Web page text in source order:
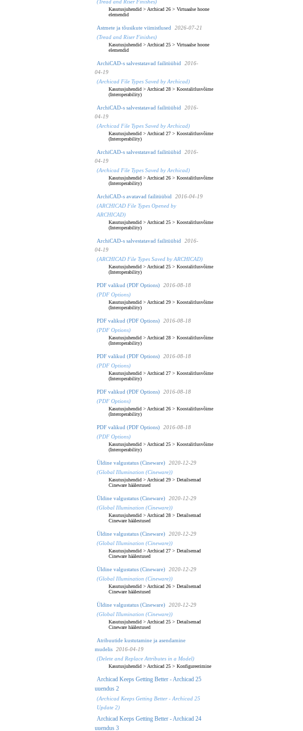
(Tread and Riser Finishes)
Kasutusjuhendid > Archicad 26 > Virtuaalse hoone
elemendid
Astmete ja tõusikute viimistlused
2026-07-21
(Tread and Riser Finishes)
Kasutusjuhendid > Archicad 25 > Virtuaalse hoone
elemendid
ArchiCAD-s salvestatavad failitüübid
2016-
04-19
(Archicad File Types Saved by Archicad)
Kasutusjuhendid > Archicad 28 > Koostalitlusvõime
(Interoperability)
ArchiCAD-s salvestatavad failitüübid
2016-
04-19
(Archicad File Types Saved by Archicad)
Kasutusjuhendid > Archicad 27 > Koostalitlusvõime
(Interoperability)
ArchiCAD-s salvestatavad failitüübid
2016-
04-19
(Archicad File Types Saved by Archicad)
Kasutusjuhendid > Archicad 26 > Koostalitlusvõime
(Interoperability)
ArchiCAD-s avatavad failitüübid
2016-04-19
(ARCHICAD File Types Opened by
ARCHICAD)
Kasutusjuhendid > Archicad 25 > Koostalitlusvõime
(Interoperability)
ArchiCAD-s salvestatavad failitüübid
2016-
04-19
(ARCHICAD File Types Saved by ARCHICAD)
Kasutusjuhendid > Archicad 25 > Koostalitlusvõime
(Interoperability)
PDF valikud (PDF Options)
2016-08-18
(PDF Options)
Kasutusjuhendid > Archicad 29 > Koostalitlusvõime
(Interoperability)
PDF valikud (PDF Options)
2016-08-18
(PDF Options)
Kasutusjuhendid > Archicad 28 > Koostalitlusvõime
(Interoperability)
PDF valikud (PDF Options)
2016-08-18
(PDF Options)
Kasutusjuhendid > Archicad 27 > Koostalitlusvõime
(Interoperability)
PDF valikud (PDF Options)
2016-08-18
(PDF Options)
Kasutusjuhendid > Archicad 26 > Koostalitlusvõime
(Interoperability)
PDF valikud (PDF Options)
2016-08-18
(PDF Options)
Kasutusjuhendid > Archicad 25 > Koostalitlusvõime
(Interoperability)
Üldine valgustatus (Cineware)
2020-12-29
(Global Illumination (Cineware))
Kasutusjuhendid > Archicad 29 > Detailsemad
Cineware häälestused
Üldine valgustatus (Cineware)
2020-12-29
(Global Illumination (Cineware))
Kasutusjuhendid > Archicad 28 > Detailsemad
Cineware häälestused
Üldine valgustatus (Cineware)
2020-12-29
(Global Illumination (Cineware))
Kasutusjuhendid > Archicad 27 > Detailsemad
Cineware häälestused
Üldine valgustatus (Cineware)
2020-12-29
(Global Illumination (Cineware))
Kasutusjuhendid > Archicad 26 > Detailsemad
Cineware häälestused
Üldine valgustatus (Cineware)
2020-12-29
(Global Illumination (Cineware))
Kasutusjuhendid > Archicad 25 > Detailsemad
Cineware häälestused
Atribuutide kustutamine ja asendamine
mudelis
2016-04-19
(Delete and Replace Attributes in a Model)
Kasutusjuhendid > Archicad 25 > Konfigureerimine
Archicad Keeps Getting Better - Archicad 25
uuendus 2
(Archicad Keeps Getting Better - Archicad 25
Update 2)
Archicad Keeps Getting Better - Archicad 24
uuendus 3